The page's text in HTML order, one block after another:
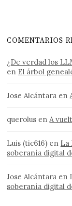
COMENTARIOS
¿De verdad los
en El árbol
Jose Alcántara en
querolus en A
Luis (tic616) en La
soberanía digital
Jose Alcántara en
soberanía digital